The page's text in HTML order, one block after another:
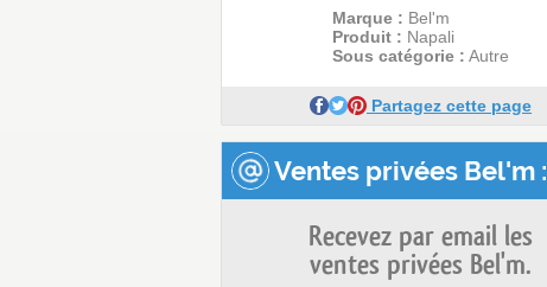
Marque : Bel'm
Produit : Napali
Sous catégorie : Autre
Partagez cette page
Ventes privées Bel'm :
Recevez par email les
ventes privées Bel'm.